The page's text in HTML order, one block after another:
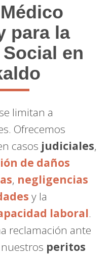
para la
en
limitan a
Ofrecemos
casos judiciales,
de daños
, negligencias
y la
laboral.
reclamación ante
peritos